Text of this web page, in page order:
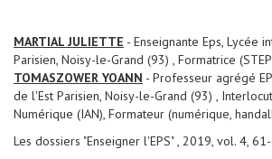
MARTIAL JULIETTE - Enseignante Eps, Lycée
Parisien, Noisy-le-Grand (93) , Formatrice
TOMASZOWER YOANN - Professeur agrégé
de l'Est Parisien, Noisy-le-Grand (93) ,
Numérique (IAN), Formateur (numérique,
Les dossiers "Enseigner l'EPS" , 2019, vol. 4,